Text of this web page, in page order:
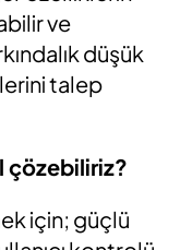
ve
düşük
talep
çözebiliriz?
için; güçlü